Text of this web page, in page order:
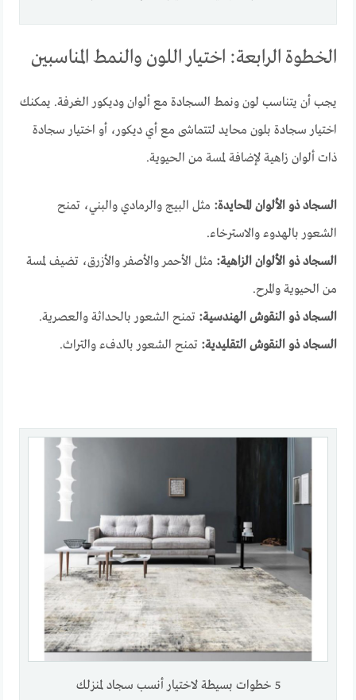
الخطوة الرابعة: اختيار اللون والنمط المناسبين
يجب أن يتناسب لون ونمط السجادة مع ألوان وديكور الغرفة. يمكنك
اختيار سجادة بلون محايد لتتماشى مع أي ديكور، أو اختيار سجادة
ذات ألوان زاهية لإضافة لمسة من الحيوية.
السجاد ذو الألوان المحايدة: مثل البيج والرمادي والبني، تمنح
الشعور بالهدوء والاسترخاء.
السجاد ذو الألوان الزاهية: مثل الأحمر والأصفر والأزرق، تضيف لمسة
من الحيوية والمرح.
السجاد ذو النقوش الهندسية: تمنح الشعور بالحداثة والعصرية.
السجاد ذو النقوش التقليدية: تمنح الشعور بالدفء والتراث.
5 خطوات بسيطة لاختيار أنسب سجاد لمنزلك